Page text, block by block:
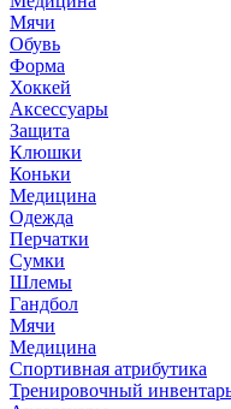
Мячи
Обувь
Форма
Хоккей
Аксессуары
Защита
Клюшки
Коньки
Медицина
Одежда
Перчатки
Сумки
Шлемы
Гандбол
Мячи
Медицина
Спортивная атрибутика
Тренировочный